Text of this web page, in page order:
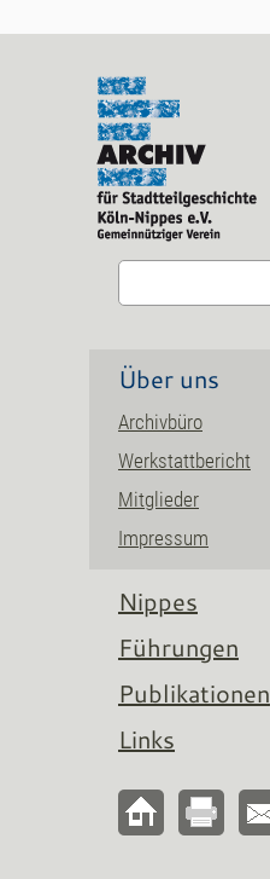
Über uns
Archivbüro
Werkstattbericht
Mitglieder
Impressum
Nippes
Führungen
Publikationen
Links